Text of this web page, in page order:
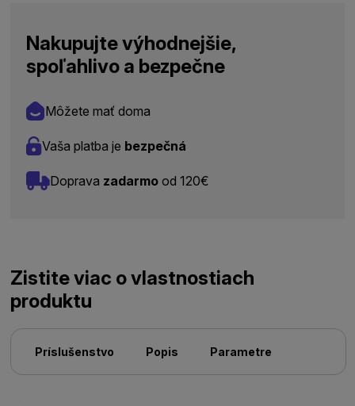
Nakupujte výhodnejšie,
spoľahlivo a bezpečne
Môžete mať doma
Vaša platba je bezpečná
Doprava zadarmo od 120€
Zistite viac o vlastnostiach
produktu
Príslušenstvo Popis Parametre